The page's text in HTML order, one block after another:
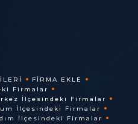
FIRMA EKLE
Firmalar
İlçesindeki Firmalar
İlçesindeki Firmalar
İlçesindeki Firmalar